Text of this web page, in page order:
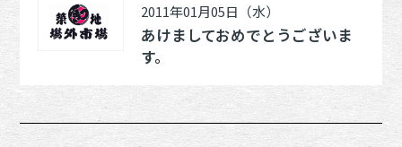
2011年01月05日（水）
あけましておめでとうございま
す。